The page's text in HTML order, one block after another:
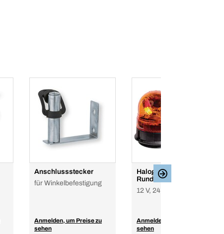
Anschlussstecker
für Winkelbefestigung
Anmelden, um Preise zu
sehen
Halogen-
Rundumkennleuchte
12 V, 24 V
Anmelden, um Preise zu
sehen